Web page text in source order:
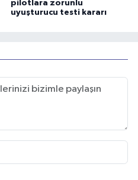
pilotlara zorunlu
uyuşturucu testi kararı